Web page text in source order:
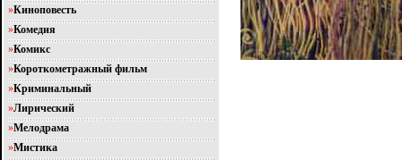
»Киноповесть
»Комедия
»Комикс
»Короткометражный фильм
»Криминальный
»Лирический
»Мелодрама
»Мистика